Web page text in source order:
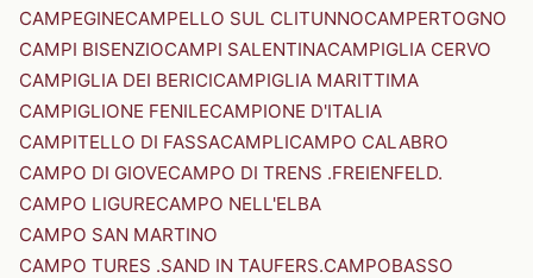
CAMPEGINECAMPELLO SUL CLITUNNOCAMPERTOGNO
CAMPI BISENZIOCAMPI SALENTINACAMPIGLIA CERVO
CAMPIGLIA DEI BERICICAMPIGLIA MARITTIMA
CAMPIGLIONE FENILECAMPIONE D'ITALIA
CAMPITELLO DI FASSACAMPLICAMPO CALABRO
CAMPO DI GIOVECAMPO DI TRENS .FREIENFELD.
CAMPO LIGURECAMPO NELL'ELBA
CAMPO SAN MARTINO
CAMPO TURES .SAND IN TAUFERS.CAMPOBASSO